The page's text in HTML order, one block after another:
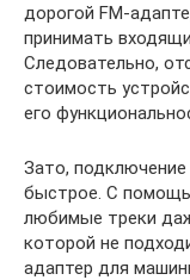
дорогой FM-
принимать
Следовательно,
стоимость
его
Зато,
быстрое. С
любимые треки
которой не
адаптер для